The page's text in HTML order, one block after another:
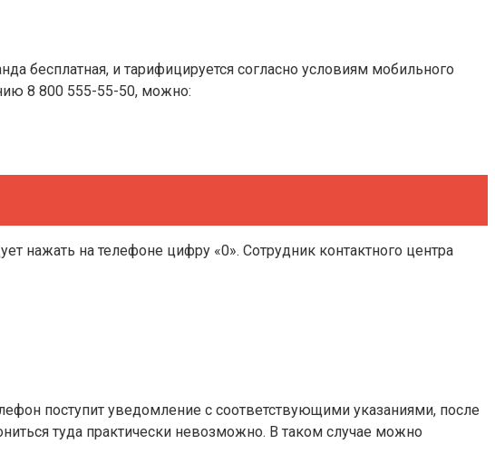
и тарифицируется согласно условиям мобильного
8 800 555-55-50, можно:
нажать на телефоне цифру «0». Сотрудник контактного центра
поступит уведомление с соответствующими указаниями, после
туда практически невозможно. В таком случае можно